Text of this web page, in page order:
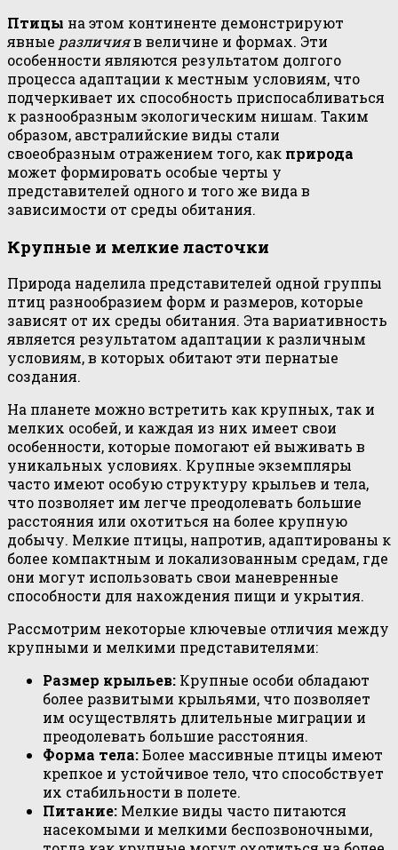
Птицы на этом континенте демонстрируют
явные различияв величине и формах. Эти
особенности являются результатом долгого
процесса адаптации к местным условиям, что
подчеркивает их способность приспосабливаться
к разнообразным экологическим нишам. Таким
образом, австралийские виды стали
своеобразным отражением того, как природа
может формировать особые черты у
представителей одного и того же вида в
зависимости от среды обитания.
Крупные и мелкие ласточки
Природа наделила представителей одной группы
птиц разнообразием форм и размеров, которые
зависят от их среды обитания. Эта вариативность
является результатом адаптации к различным
условиям, в которых обитают эти пернатые
создания.
На планете можно встретить как крупных, так и
мелких особей, и каждая из них имеет свои
особенности, которые помогают ей выживать в
уникальных условиях. Крупные экземпляры
часто имеют особую структуру крыльев и тела,
что позволяет им легче преодолевать большие
расстояния или охотиться на более крупную
добычу. Мелкие птицы, напротив, адаптированы к
более компактным и локализованным средам, где
они могут использовать свои маневренные
способности для нахождения пищи и укрытия.
Рассмотрим некоторые ключевые отличия между
крупными и мелкими представителями:
Размер крыльев: Крупные особи обладают
более развитыми крыльями, что позволяет
им осуществлять длительные миграции и
преодолевать большие расстояния.
Форма тела:Более массивные птицы имеют
крепкое и устойчивое тело, что способствует
их стабильности в полете.
Питание: Мелкие виды часто питаются
насекомыми и мелкими беспозвоночными,